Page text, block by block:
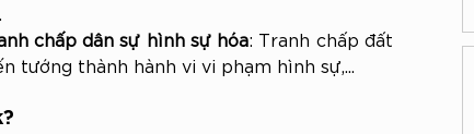
chấp dân sự hình sự hóa: Tranh chấp đất
tướng thành hành vi vi phạm hình sự,...